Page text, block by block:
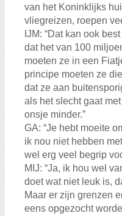
van het Koninklijks
vliegreizen, roepen
IJM: “Dat kan ook
dat het van 100
moeten ze in een
principe moeten ze
dat ze aan
als het slecht gaat
onsje minder.”
GA: “Je hebt moeite
ik nou niet hebben
wel erg veel begrip
MIJ: “Ja, ik hou wel
doet wat niet leuk is,
Maar er zijn grenzen
eens opgezocht